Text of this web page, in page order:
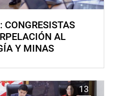
CONGRESISTAS
AL
Y MINAS
13